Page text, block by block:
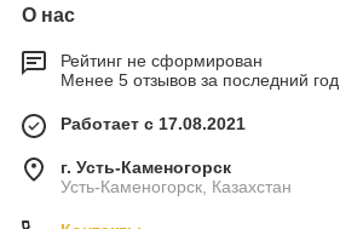
О нас
Рейтинг не сформирован
Менее 5 отзывов за последний год
Работает с 17.08.2021
г. Усть-Каменогорск
Усть-Каменогорск, Казахстан